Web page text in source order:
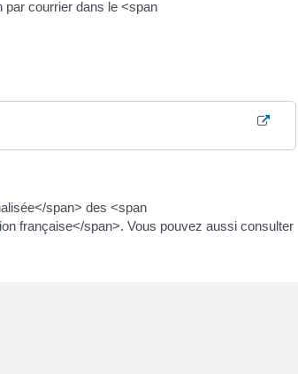
courrier dans le <span
span> des <span
française</span>. Vous pouvez aussi consulter